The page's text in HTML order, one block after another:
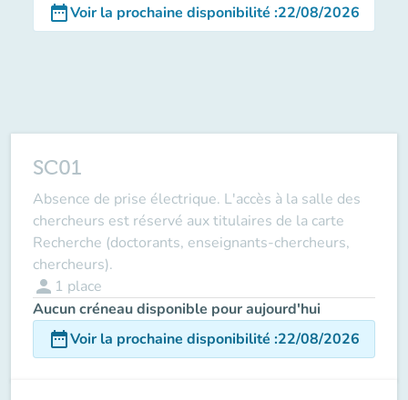
date_rangeVoir la prochaine disponibilité :22/08/2026
SC01
Absence de prise électrique. L'accès à la salle des
chercheurs est réservé aux titulaires de la carte
Recherche (doctorants, enseignants-chercheurs,
chercheurs).
person 1 place
Aucun créneau disponible pour aujourd'hui
date_rangeVoir la prochaine disponibilité :22/08/2026